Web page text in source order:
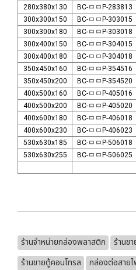
280x380x130
BC-ㅁㅁP-283813
300x300x150
BC-ㅁㅁP-303015
300x300x180
BC-ㅁㅁP-303018
300x400x150
BC-ㅁㅁP-304015
300x400x180
BC-ㅁㅁP-304018
350x450x160
BC-ㅁㅁP-354516
350x450x200
BC-ㅁㅁP-354520
400x500x160
BC-ㅁㅁP-405016
400x500x200
BC-ㅁㅁP-405020
400x600x180
BC-ㅁㅁP-406018
400x600x230
BC-ㅁㅁP-406023
530x630x185
BC-ㅁㅁP-506018
530x630x255
BC-ㅁㅁP-506025
ร้านจำหน่ายกล่องพลาสติก
ร้านข
ร้านขายตู้คอนโทรล
กล่องต่อสาย